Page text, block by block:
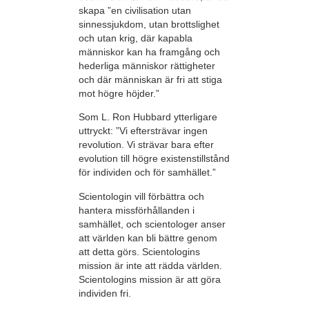
skapa ”en civilisation utan
sinnessjukdom, utan brottslighet
och utan krig, där kapabla
människor kan ha framgång och
hederliga människor rättigheter
och där människan är fri att stiga
mot högre höjder.”
Som L. Ron Hubbard ytterligare
uttryckt: ”Vi eftersträvar ingen
revolution. Vi strävar bara efter
evolution till högre existenstillstånd
för individen och för samhället.”
Scientologin vill förbättra och
hantera missförhållanden i
samhället, och scientologer anser
att världen kan bli bättre genom
att detta görs. Scientologins
mission är inte att rädda världen.
Scientologins mission är att göra
individen fri.